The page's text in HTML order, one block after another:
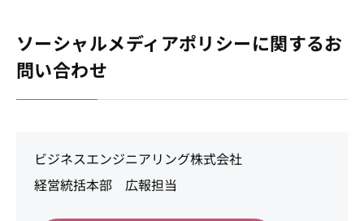
ソーシャルメディアポリシーに関するお
問い合わせ
ビジネスエンジニアリング株式会社
経営統括本部 広報担当